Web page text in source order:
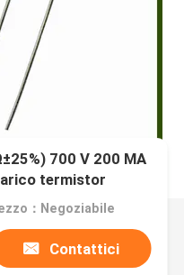
700 V 200 MA
termistor
：Negoziabile
Contattici